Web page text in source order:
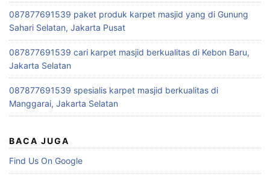
087877691539 paket produk karpet masjid yang di Gunung
Sahari Selatan, Jakarta Pusat
087877691539 cari karpet masjid berkualitas di Kebon Baru,
Jakarta Selatan
087877691539 spesialis karpet masjid berkualitas di
Manggarai, Jakarta Selatan
BACA JUGA
Find Us On Google